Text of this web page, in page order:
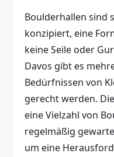
Boulderhallen sind
konzipiert, eine
keine Seile oder
Davos gibt es
Bedürfnissen von
gerecht werden.
eine Vielzahl von
regelmäßig
um eine